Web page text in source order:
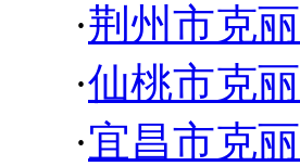
·荆州市克
·仙桃市克
·宜昌市克